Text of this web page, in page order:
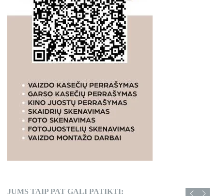
JUMS TAIP PAT GALI PATIKTI: